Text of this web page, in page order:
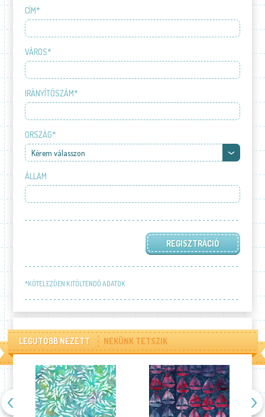
CÍM*
VÁROS*
IRÁNYÍTÓSZÁM*
ORSZÁG*
Kérem válasszon
ÁLLAM
*KÖTELEZŐEN KITÖLTENDŐ ADATOK
LEGUTÓBB NÉZETT NEKÜNK TETSZIK